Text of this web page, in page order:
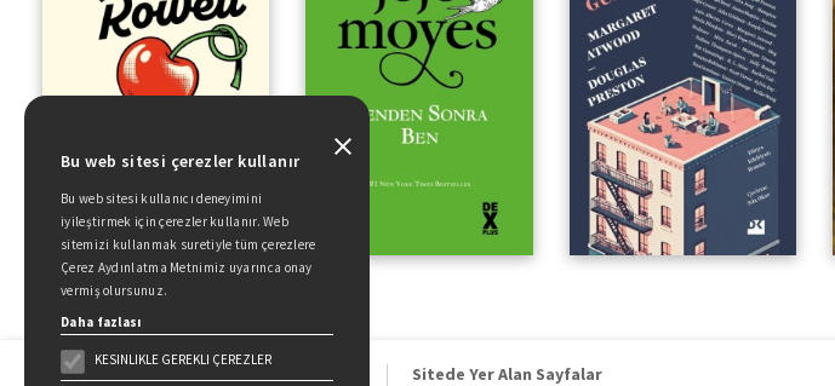
Sitede Yer Alan Sayfalar
Bu web sitesi çerezler kullanır
Bu web sitesi kullanıcı deneyimini
iyileştirmek için çerezler kullanır. Web
sitemizi kullanmak suretiyle tüm çerezlere
Çerez Aydınlatma Metnimiz uyarınca onay
vermiş olursunuz.
Daha fazlası
KESINLIKLE GEREKLI ÇEREZLER